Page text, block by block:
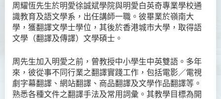
周耀恆先生於明愛徐誠斌學院與明愛白英奇專業學校通
識教育及語文學系，出任講師一職。彼畢業於嶺南大
學，獲翻譯文學士學位，其後於香港城市大學，取得語
文學（翻譯及傳譯）文學碩士。
周先生加入明愛之前，曾教授中小學生中英雙語。多年
來，彼從事不同行業之翻譯實踐工作，包括電影／電視
劇字幕翻譯、網站翻譯、商品翻譯及文學作品翻譯等。
熟悉各種文件之翻譯手法及常用詞彙。其教學目標為開